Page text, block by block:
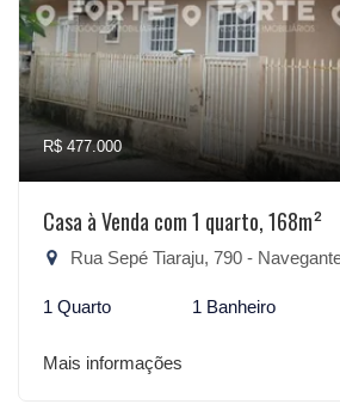
R$ 477.000
Casa à Venda com 1 quarto, 168m²
Rua Sepé Tiaraju, 790 - Navegantes,
1 Quarto 1 Banheiro
Mais informações